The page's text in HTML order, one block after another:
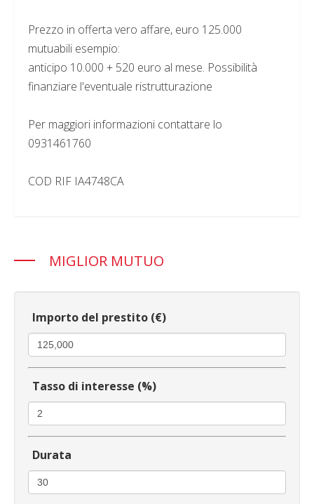
Prezzo in offerta vero affare, euro 125.000
mutuabili esempio:
anticipo 10.000 + 520 euro al mese. Possibilità
finanziare l'eventuale ristrutturazione
Per maggiori informazioni contattare lo
0931461760
COD RIF IA4748CA
MIGLIOR MUTUO
Importo del prestito (€)
Tasso di interesse (%)
Durata